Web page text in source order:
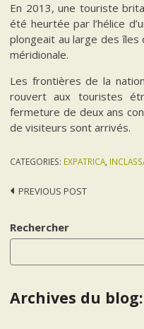
En 2013, une touriste
été heurtée par l’hélice
plongeait au large des îles
méridionale.
Les frontières de la
rouvert aux touristes
fermeture de deux ans
de visiteurs sont arrivés.
CATEGORIES: EXPATRICA,
Post
PREVIOUS POST
Rechercher
Archives du blog: